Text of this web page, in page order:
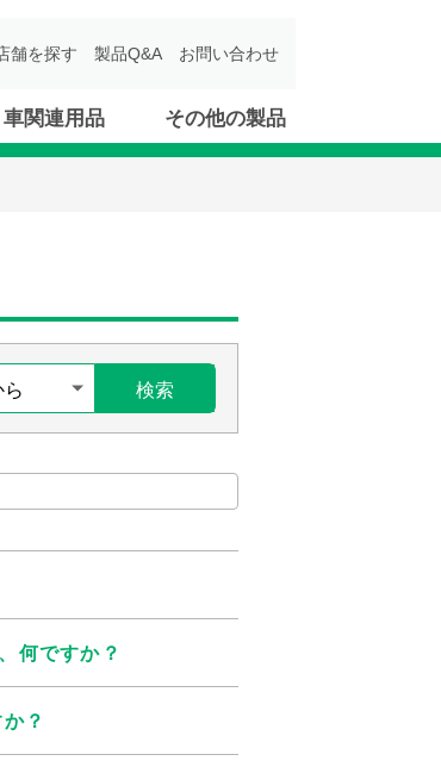
車関連用品 その他の製品
舗を探す 製品Q&A お問い合わせ
検索
何ですか？
？